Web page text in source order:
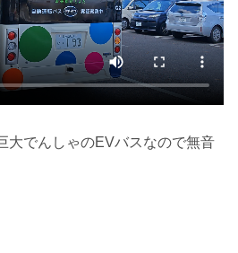
大でんしゃのEVバスなので無音